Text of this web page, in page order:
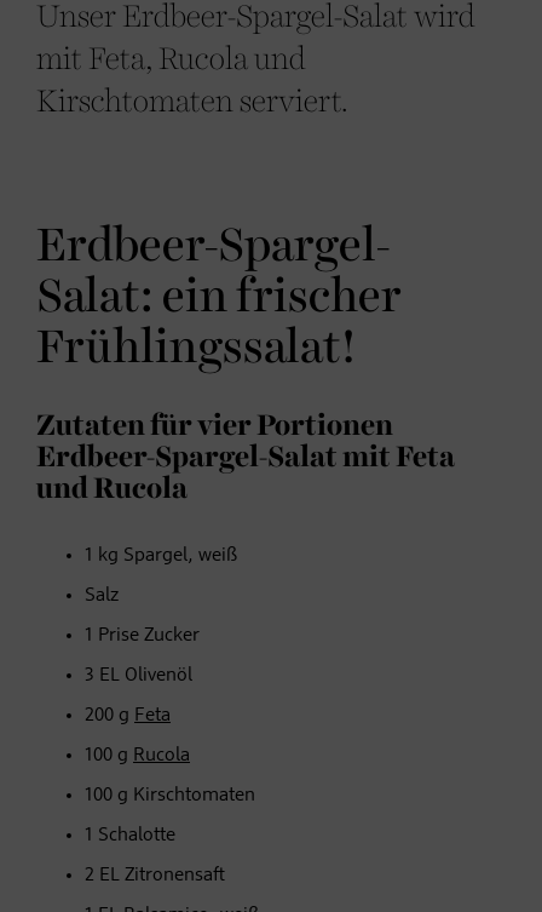
Unser Erdbeer-Spargel-Salat wird
mit Feta, Rucola und
Kirschtomaten serviert.
Erdbeer-Spargel-
Salat: ein frischer
Frühlingssalat!
Zutaten für vier Portionen
Erdbeer-Spargel-Salat mit Feta
und Rucola
1 kg Spargel, weiß
Salz
1 Prise Zucker
3 EL Olivenöl
200 g Feta
100 g Rucola
100 g Kirschtomaten
1 Schalotte
2 EL Zitronensaft